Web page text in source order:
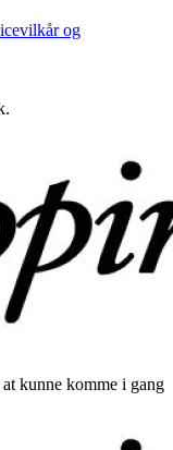
og
kunne komme i gang